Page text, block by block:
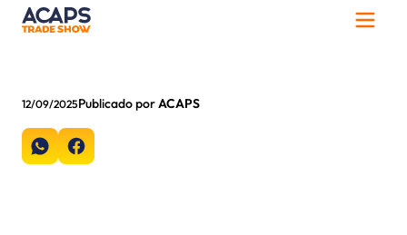
12/09/2025Publicado porACAPS